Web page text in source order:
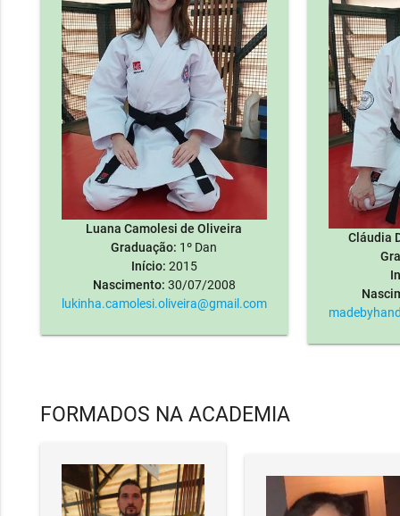
Luana Camolesi de Oliveira
Graduação: 1º Dan
Início: 2015
Nascimento: 30/07/2008
lukinha.camolesi.oliveira@gmail.com
Cláudia
FORMADOS NA ACADEMIA